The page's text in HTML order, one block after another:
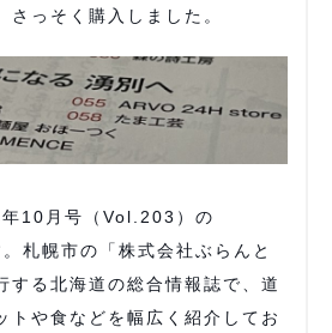
さっそく購入しました。
10月号（Vol.203）の
札幌市の「株式会社ぶらんと
する北海道の総合情報誌で、道
トや食などを幅広く紹介してお